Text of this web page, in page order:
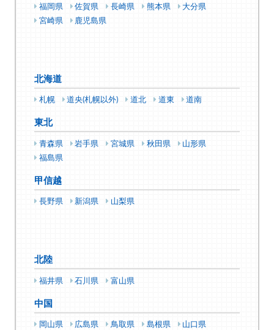
福岡県 佐賀県 長崎県 熊本県
大分県
宮崎県
鹿児島県
北海道
札幌 道央(札幌以外) 道北 道東 道南
東北
青森県 岩手県 宮城県 秋田県
山形県
福島県
甲信越
長野県 新潟県 山梨県
北陸
福井県 石川県 富山県
中国
岡山県 広島県 鳥取県 島根県 山口県